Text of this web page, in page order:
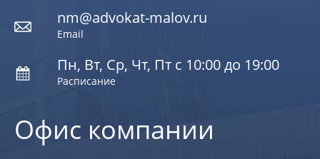
Офис компании
nm@advokat-malov.ru
Email
Пн, Вт, Ср, Чт, Пт с 10:00 до 19:00
Расписание